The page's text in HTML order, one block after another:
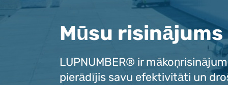
Mūsu risinājums
LUPNUMBER® ir
pierādījis savu efektivitāti un